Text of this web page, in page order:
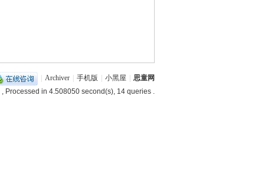
Archiver 手机版 小黑屋
思童网
, Processed in 4.508050 second(s), 14 queries .